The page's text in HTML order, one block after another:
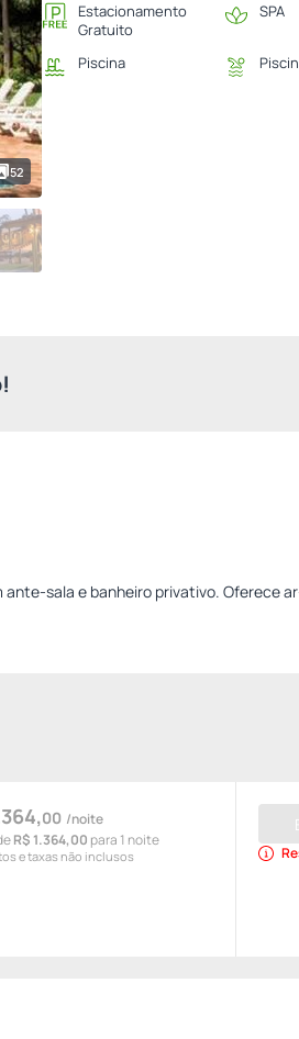
52
Estacionamento
Gratuito
SPA
Piscina
sala e banheiro privativo. Oferece
00 /noite
R$ 1.364,00 para 1 noite
e taxas não inclusos